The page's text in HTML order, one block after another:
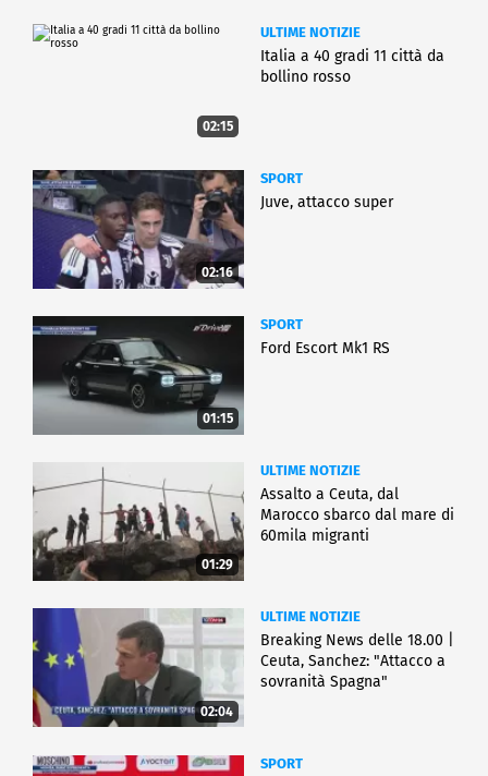
02:15
ULTIME NOTIZIE
Italia a 40 gradi 11 città da
bollino rosso
02:16
SPORT
Juve, attacco super
01:15
SPORT
Ford Escort Mk1 RS
01:29
ULTIME NOTIZIE
Assalto a Ceuta, dal
Marocco sbarco dal mare di
60mila migranti
02:04
ULTIME NOTIZIE
Breaking News delle 18.00 |
Ceuta, Sanchez: "Attacco a
sovranità Spagna"
SPORT